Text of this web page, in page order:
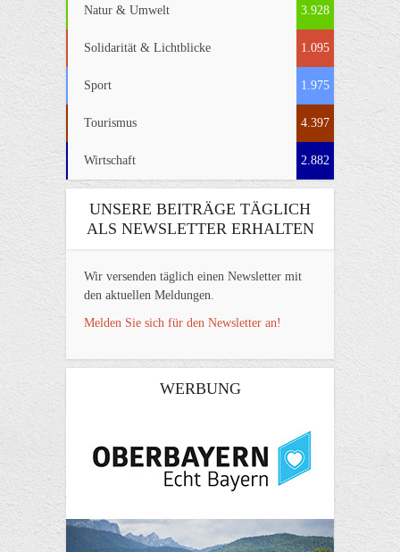
Natur & Umwelt 3.928
Solidarität & Lichtblicke 1.095
Sport 1.975
Tourismus 4.397
Wirtschaft 2.882
UNSERE BEITRÄGE TÄGLICH
ALS NEWSLETTER ERHALTEN
Wir versenden täglich einen Newsletter mit
den aktuellen Meldungen.
Melden Sie sich für den Newsletter an!
WERBUNG